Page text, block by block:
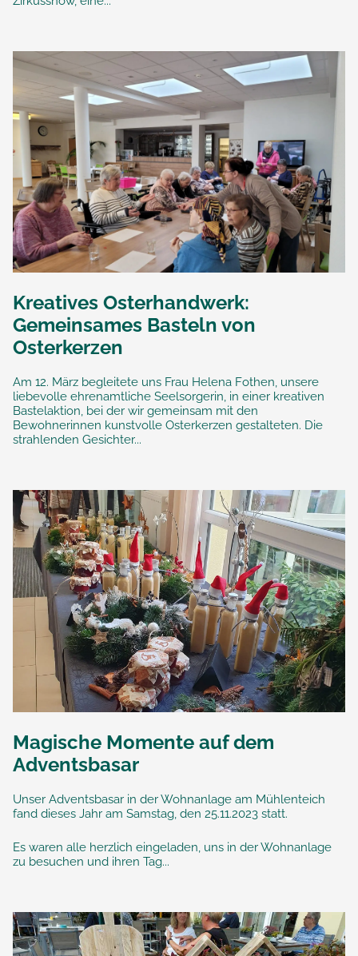
Kreatives Osterhandwerk:
Gemeinsames Basteln von
Osterkerzen
Am 12. März begleitete uns Frau Helena Fothen, unsere
liebevolle ehrenamtliche Seelsorgerin, in einer kreativen
Bastelaktion, bei der wir gemeinsam mit den
Bewohnerinnen kunstvolle Osterkerzen gestalteten. Die
strahlenden Gesichter...
Magische Momente auf dem
Adventsbasar
Unser Adventsbasar in der Wohnanlage am Mühlenteich
fand dieses Jahr am Samstag, den 25.11.2023 statt.
Es waren alle herzlich eingeladen, uns in der Wohnanlage
zu besuchen und ihren Tag...